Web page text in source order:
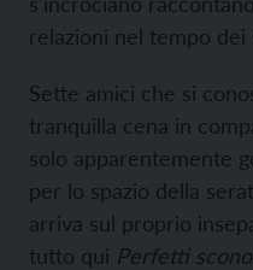
relazioni nel tempo dei
Sette amici che si
tranquilla cena in
solo apparentemente
per lo spazio della
arriva sul proprio
tutto qui Perfetti